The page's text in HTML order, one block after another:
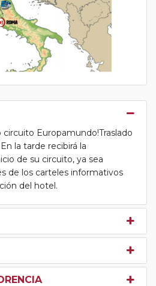
circuito Europamundo!Traslado
la tarde recibirá la
de su circuito, ya sea
de los carteles informativos
del hotel.